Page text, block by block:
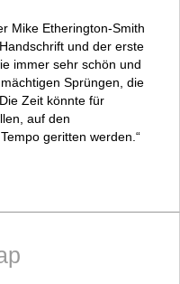
Mike Etherington-Smith
und der erste
immer sehr schön und
Sprüngen, die
Zeit könnte für
auf den
geritten werden.“